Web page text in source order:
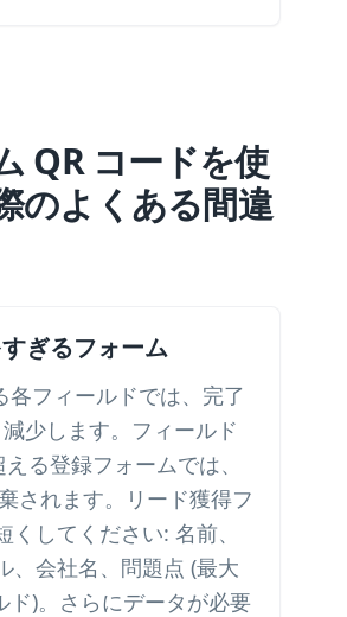
QR コードを使
のよくある間違
ぎるフォーム
各フィールドでは、完了
少します。フィールド
る登録フォームでは、
されます。リード獲得フ
くしてください: 名前、
、会社名、問題点 (最大
ド)。さらにデータが必要